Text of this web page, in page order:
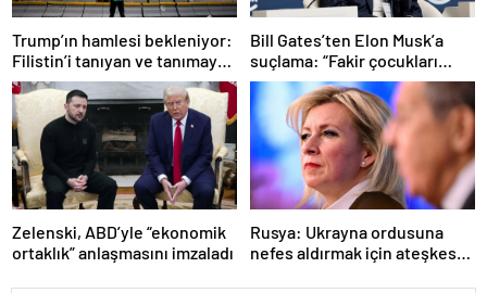
Trump’ın hamlesi bekleniyor:
Filistin’i tanıyan ve tanımayan
ülkeler hangileri?
Bill Gates’ten Elon Musk’a
suçlama: “Fakir çocukları
öldürdü”
Zelenski, ABD’yle “ekonomik
ortaklık” anlaşmasını imzaladı
Rusya: Ukrayna ordusuna
nefes aldırmak için ateşkes